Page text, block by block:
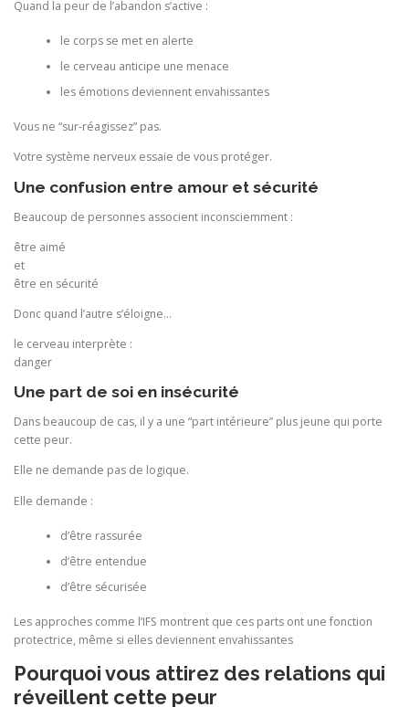
Quand la peur de l’abandon s’active :
le corps se met en alerte
le cerveau anticipe une menace
les émotions deviennent envahissantes
Vous ne “sur-réagissez” pas.
Votre système nerveux essaie de vous protéger.
Une confusion entre amour et sécurité
Beaucoup de personnes associent inconsciemment :
être aimé
et
être en sécurité
Donc quand l’autre s’éloigne…
le cerveau interprète :
danger
Une part de soi en insécurité
Dans beaucoup de cas, il y a une “part intérieure” plus jeune qui porte
cette peur.
Elle ne demande pas de logique.
Elle demande :
d’être rassurée
d’être entendue
d’être sécurisée
Les approches comme l’IFS montrent que ces parts ont une fonction
protectrice, même si elles deviennent envahissantes
Pourquoi vous attirez des relations qui
réveillent cette peur